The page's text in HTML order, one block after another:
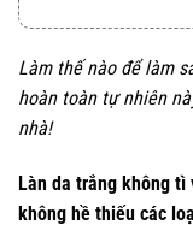
Làm thế nào để làm
hoàn toàn tự nhiên
nhà!
Làn da trắng không tì
không hề thiếu các